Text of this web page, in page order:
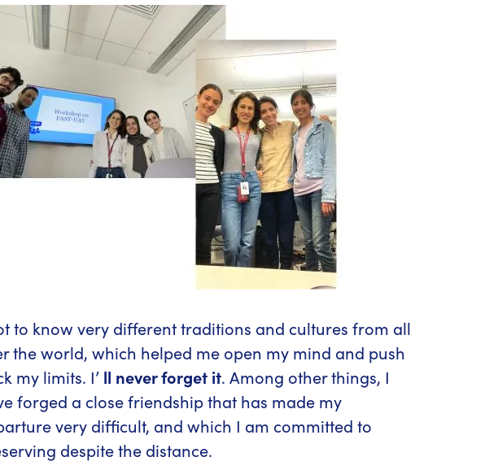
to know very different traditions and cultures from all
the world, which helped me open my mind and push
my limits. I’ ll never forget it. Among other things, I
forged a close friendship that has made my
very difficult, and which I am committed to
despite the distance.